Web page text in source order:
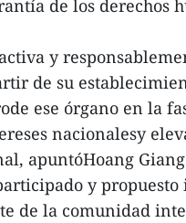
de los derechos
y
de su
ese órgano en la
nacionalesy
apuntóHoang
y
de la comunidad